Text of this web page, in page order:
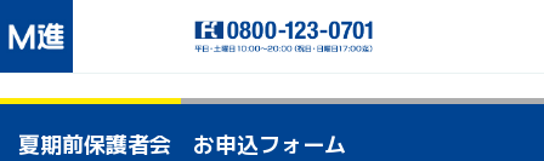
夏期前保護者会 お申込フォーム